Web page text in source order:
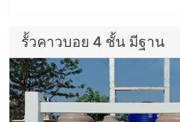
รั้วคาวบอย 4 ชั้น มีฐาน